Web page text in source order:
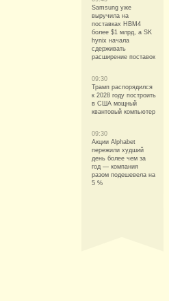
Samsung уже
выручила на
поставках HBM4
более $1 млрд, а SK
hynix начала
сдерживать
расширение поставок
09:30
Трамп распорядился
к 2028 году построить
в США мощный
квантовый компьютер
09:30
Акции Alphabet
пережили худший
день более чем за
год — компания
разом подешевела на
5 %